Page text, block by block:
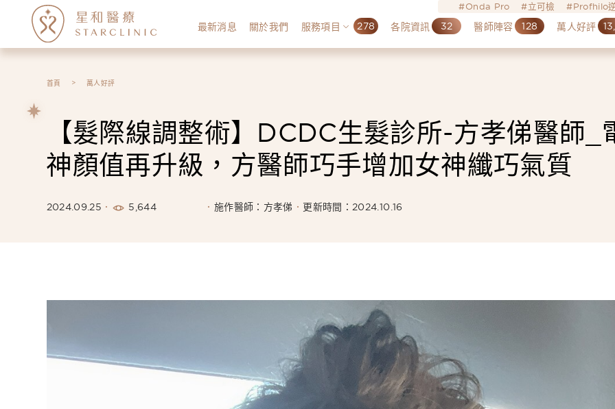
Onda Pro 立可檢 Profhilo
最新消息 關於我們 服務項目 278 各院資訊 32 醫師陣容 128 萬人好評
首頁 萬人好評
【髮際線調整術】DCDC生髮診所-方孝俤醫師_
神顏值再升級，方醫師巧手增加女神纖巧氣質
2024.09.25 5,644 施作醫師：方孝俤 更新時間：2024.10.16